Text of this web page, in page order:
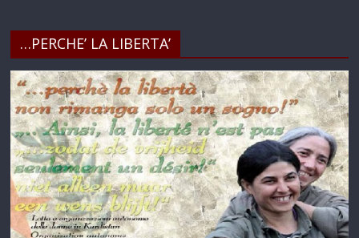
…PERCHE’ LA LIBERTA’